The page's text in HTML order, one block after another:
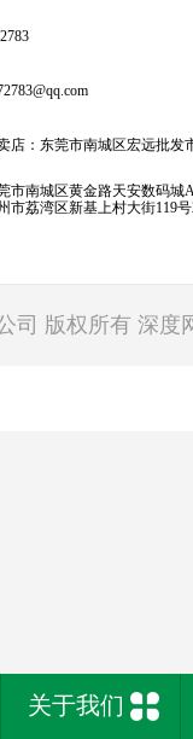
店：东莞市南城区宏远批发
市南城区黄金路天安数码城
市荔湾区新基上村大街119号
司 版权所有 深度
关于我们